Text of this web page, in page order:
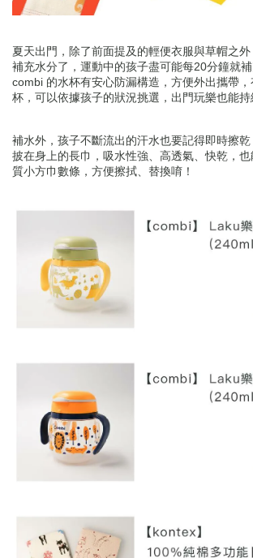
夏天出門，除了前面提及的輕便衣服與草帽之
補充水分了，運動中的孩子盡可能每20分鐘就補
combi 的水杯有安心防漏構造，方便外出攜帶
杯，可以依據孩子的狀況挑選，出門玩樂也能持
補水外，孩子不斷流出的汗水也要記得即時擦
披在身上的長巾，吸水性強、高透氣、快乾，
質小方巾數條，方便擦拭、替換唷！